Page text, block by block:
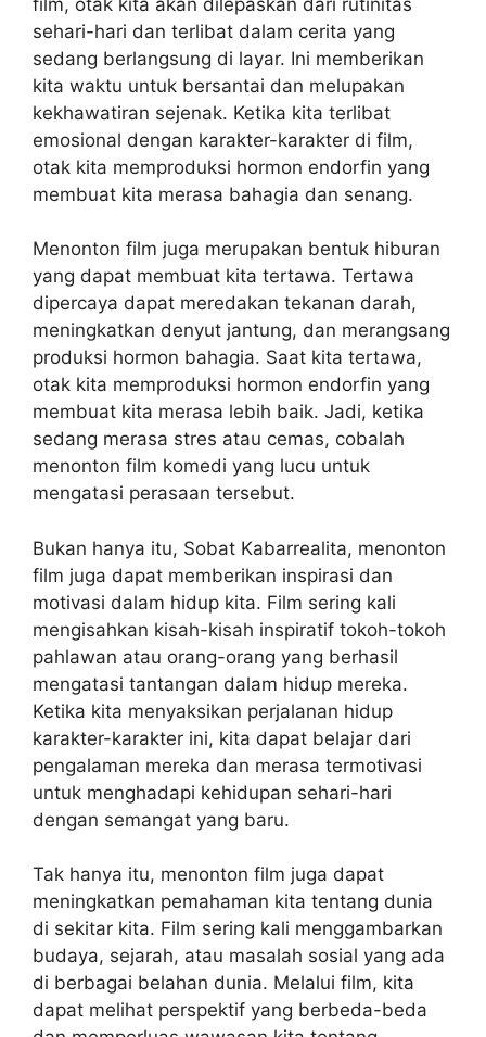
sehari-hari dan terlibat dalam cerita yang
sedang berlangsung di layar. Ini memberikan
kita waktu untuk bersantai dan melupakan
kekhawatiran sejenak. Ketika kita terlibat
emosional dengan karakter-karakter di film,
otak kita memproduksi hormon endorfin yang
membuat kita merasa bahagia dan senang.
Menonton film juga merupakan bentuk hiburan
yang dapat membuat kita tertawa. Tertawa
dipercaya dapat meredakan tekanan darah,
meningkatkan denyut jantung, dan merangsang
produksi hormon bahagia. Saat kita tertawa,
otak kita memproduksi hormon endorfin yang
membuat kita merasa lebih baik. Jadi, ketika
sedang merasa stres atau cemas, cobalah
menonton film komedi yang lucu untuk
mengatasi perasaan tersebut.
Bukan hanya itu, Sobat Kabarrealita, menonton
film juga dapat memberikan inspirasi dan
motivasi dalam hidup kita. Film sering kali
mengisahkan kisah-kisah inspiratif tokoh-tokoh
pahlawan atau orang-orang yang berhasil
mengatasi tantangan dalam hidup mereka.
Ketika kita menyaksikan perjalanan hidup
karakter-karakter ini, kita dapat belajar dari
pengalaman mereka dan merasa termotivasi
untuk menghadapi kehidupan sehari-hari
dengan semangat yang baru.
Tak hanya itu, menonton film juga dapat
meningkatkan pemahaman kita tentang dunia
di sekitar kita. Film sering kali menggambarkan
budaya, sejarah, atau masalah sosial yang ada
di berbagai belahan dunia. Melalui film, kita
dapat melihat perspektif yang berbeda-beda